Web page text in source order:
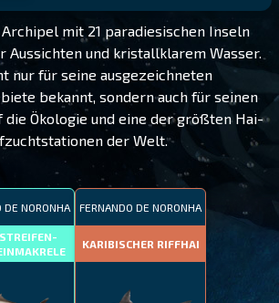
mit 21 paradiesischen Inseln
und kristallklarem Wasser.
nur für seine ausgezeichneten
bekannt, sondern auch für seinen
die Ökologie und eine der größten Hai-
der Welt.
DE NORONHA FERNANDO DE NORONHA
KARIBISCHER RIFFHAI